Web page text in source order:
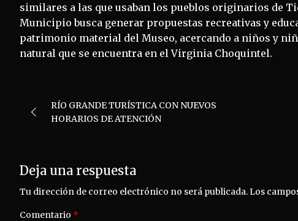
similares a las que usaban los pueblos originarios de
Municipio busca generar propuestas recreativas y
patrimonio material del Museo, acercando a niños y
natural que se encuentra en el Virginia Choquintel.
de
RÍO GRANDE TURÍSTICA CON NUEVOS
HORARIOS DE ATENCIÓN
Deja una respuesta
Tu dirección de correo electrónico no será publicada.Los
Comentario *